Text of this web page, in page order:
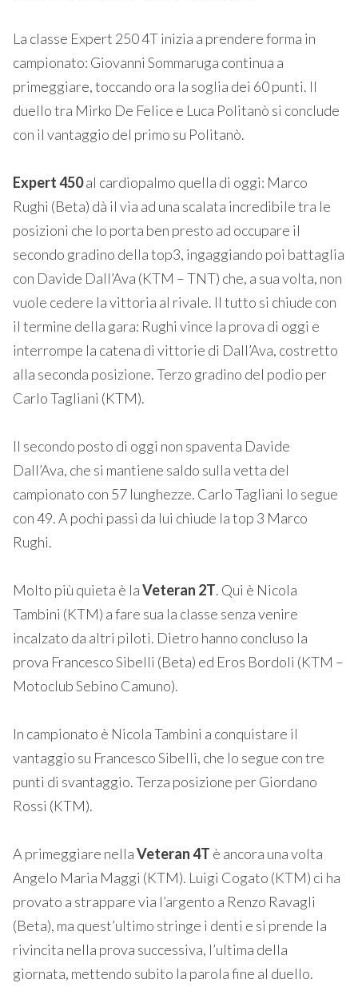
La classe Expert 250 4T inizia a prendere forma in
campionato: Giovanni Sommaruga continua a
primeggiare, toccando ora la soglia dei 60 punti. Il
duello tra Mirko De Felice e Luca Politanò si conclude
con il vantaggio del primo su Politanò.
Expert 450al cardiopalmo quella di oggi: Marco
Rughi (Beta) dà il via ad una scalata incredibile tra le
posizioni che lo porta ben presto ad occupare il
secondo gradino della top3, ingaggiando poi battaglia
con Davide Dall’Ava (KTM – TNT) che, a sua volta, non
vuole cedere la vittoria al rivale. Il tutto si chiude con
il termine della gara: Rughi vince la prova di oggi e
interrompe la catena di vittorie di Dall’Ava, costretto
alla seconda posizione. Terzo gradino del podio per
Carlo Tagliani (KTM).
Il secondo posto di oggi non spaventa Davide
Dall’Ava, che si mantiene saldo sulla vetta del
campionato con 57 lunghezze. Carlo Tagliani lo segue
con 49. A pochi passi da lui chiude la top 3 Marco
Rughi.
Molto più quieta è laVeteran 2T. Qui è Nicola
Tambini (KTM) a fare sua la classe senza venire
incalzato da altri piloti. Dietro hanno concluso la
prova Francesco Sibelli (Beta) ed Eros Bordoli (KTM –
Motoclub Sebino Camuno).
In campionato è Nicola Tambini a conquistare il
vantaggio su Francesco Sibelli, che lo segue con tre
punti di svantaggio. Terza posizione per Giordano
Rossi (KTM).
A primeggiare nellaVeteran 4T è ancora una volta
Angelo Maria Maggi (KTM). Luigi Cogato (KTM) ci ha
provato a strappare via l’argento a Renzo Ravagli
(Beta), ma quest’ultimo stringe i denti e si prende la
rivincita nella prova successiva, l’ultima della
giornata, mettendo subito la parola fine al duello.